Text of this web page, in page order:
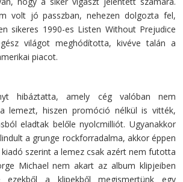
volt jó passzban, nehezen dolgozta fel,
sikeres 1990-es Listen Without Prejudice
világot meghódította, kivéve talán a
piacot.
hibáztatta, amely cég valóban nem
lemezt, hiszen promóció nélkül is vitték,
eladtak belőle nyolcmilliót. Ugyanakkor
a grunge rockforradalma, akkor éppen
szerint a lemez csak azért nem futotta
Michael nem akart az album klipjeiben
ezekből a klipekből megismertünk egy